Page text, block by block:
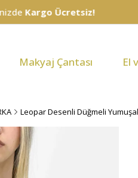
Makyaj Çantası El
Leopar Desenli Düğmeli
Kargo Ücretsiz!